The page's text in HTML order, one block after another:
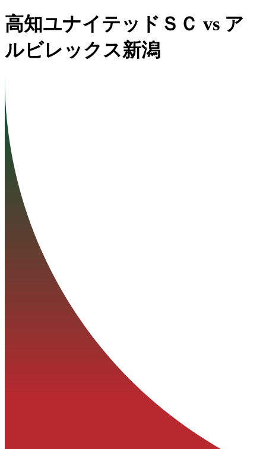
高知ユナイテッドＳＣ vs ア
ルビレックス新潟